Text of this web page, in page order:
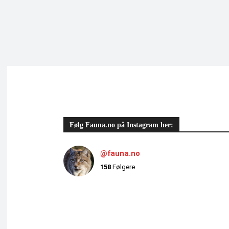
Følg Fauna.no på Instagram her:
@fauna.no
158 Følgere